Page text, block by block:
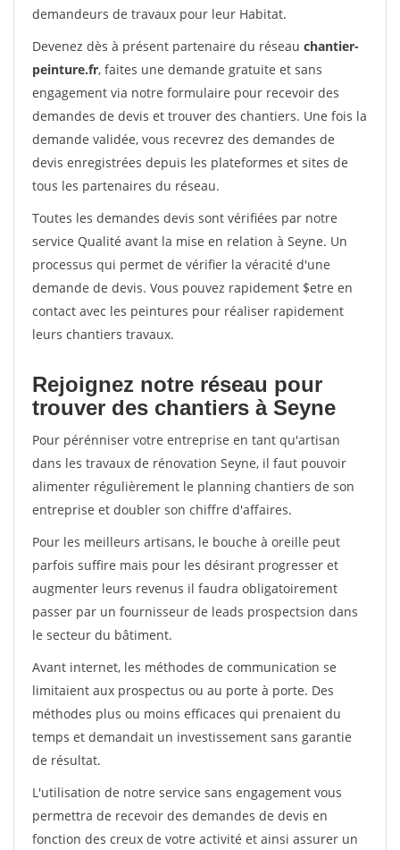
demandeurs de travaux pour leur Habitat.
Devenez dès à présent partenaire du réseau chantier-
peinture.fr, faites une demande gratuite et sans
engagement via notre formulaire pour recevoir des
demandes de devis et trouver des chantiers. Une fois la
demande validée, vous recevrez des demandes de
devis enregistrées depuis les plateformes et sites de
tous les partenaires du réseau.
Toutes les demandes devis sont vérifiées par notre
service Qualité avant la mise en relation à Seyne. Un
processus qui permet de vérifier la véracité d'une
demande de devis. Vous pouvez rapidement $etre en
contact avec les peintures pour réaliser rapidement
leurs chantiers travaux.
Rejoignez notre réseau pour
trouver des chantiers à Seyne
Pour pérénniser votre entreprise en tant qu'artisan
dans les travaux de rénovation Seyne, il faut pouvoir
alimenter régulièrement le planning chantiers de son
entreprise et doubler son chiffre d'affaires.
Pour les meilleurs artisans, le bouche à oreille peut
parfois suffire mais pour les désirant progresser et
augmenter leurs revenus il faudra obligatoirement
passer par un fournisseur de leads prospectsion dans
le secteur du bâtiment.
Avant internet, les méthodes de communication se
limitaient aux prospectus ou au porte à porte. Des
méthodes plus ou moins efficaces qui prenaient du
temps et demandait un investissement sans garantie
de résultat.
L'utilisation de notre service sans engagement vous
permettra de recevoir des demandes de devis en
fonction des creux de votre activité et ainsi assurer un